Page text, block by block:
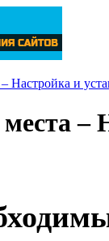
Настройка и